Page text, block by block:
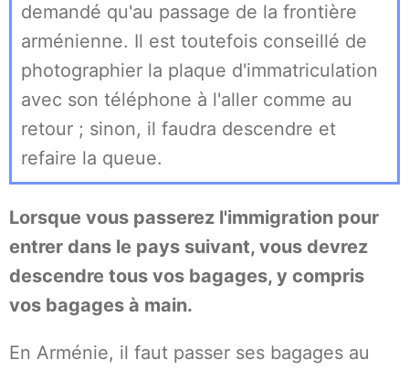
demandé qu'au passage de la frontière
arménienne. Il est toutefois conseillé de
photographier la plaque d'immatriculation
avec son téléphone à l'aller comme au
retour ; sinon, il faudra descendre et
refaire la queue.
Lorsque vous passerez l'immigration pour
entrer dans le pays suivant, vous devrez
descendre tous vos bagages, y compris
vos bagages à main.
En Arménie, il faut passer ses bagages au